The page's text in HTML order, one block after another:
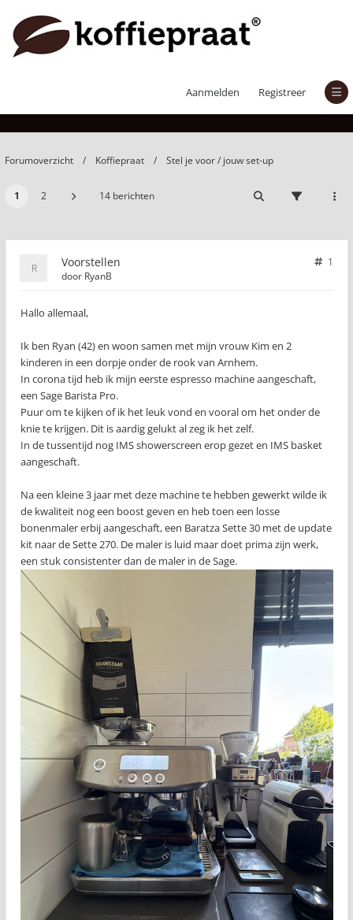
Aanmelden Registreer
Forumoverzicht Koffiepraat Stel je voor / jouw set-up
1 2 14 berichten
Voorstellen
1
door RyanB
Hallo allemaal,
Ik ben Ryan (42) en woon samen met mijn vrouw Kim en 2
kinderen in een dorpje onder de rook van Arnhem.
In corona tijd heb ik mijn eerste espresso machine aangeschaft,
een Sage Barista Pro.
Puur om te kijken of ik het leuk vond en vooral om het onder de
knie te krijgen. Dit is aardig gelukt al zeg ik het zelf.
In de tussentijd nog IMS showerscreen erop gezet en IMS basket
aangeschaft.
Na een kleine 3 jaar met deze machine te hebben gewerkt wilde ik
de kwaliteit nog een boost geven en heb toen een losse
bonenmaler erbij aangeschaft, een Baratza Sette 30 met de update
kit naar de Sette 270. De maler is luid maar doet prima zijn werk,
een stuk consistenter dan de maler in de Sage.